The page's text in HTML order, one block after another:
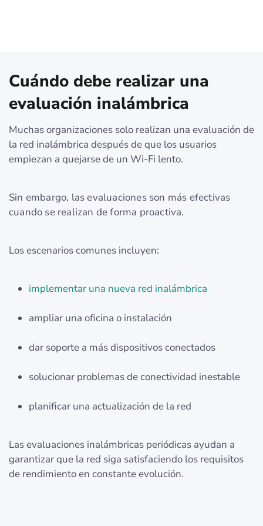
Cuándo debe realizar una
evaluación inalámbrica
Muchas organizaciones solo realizan una evaluación de
la red inalámbrica después de que los usuarios
empiezan a quejarse de un Wi‑Fi lento.
Sin embargo, las evaluaciones son más efectivas
cuando se realizan de forma proactiva.
Los escenarios comunes incluyen:
implementar una nueva red inalámbrica
ampliar una oficina o instalación
dar soporte a más dispositivos conectados
solucionar problemas de conectividad inestable
planificar una actualización de la red
Las evaluaciones inalámbricas periódicas ayudan a
garantizar que la red siga satisfaciendo los requisitos
de rendimiento en constante evolución.